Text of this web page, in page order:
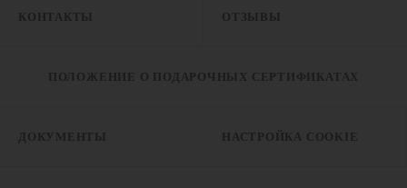
КОНТАКТЫ ОТЗЫВЫ
ПОЛОЖЕНИЕ О ПОДАРОЧНЫХ СЕРТИФИКАТАХ
ДОКУМЕНТЫ НАСТРОЙКА COOKIE